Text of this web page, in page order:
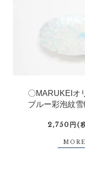
〇MARUKEIオ
ブルー彩泡紋雪
2,750円(
MORE